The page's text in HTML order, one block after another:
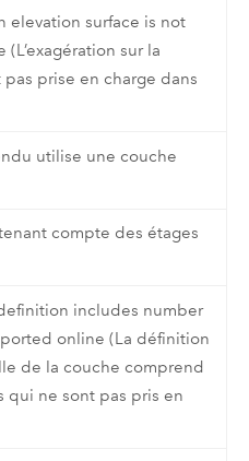
elevation surface is not
sur la
pas prise en charge dans
utilise une couche
compte des étages
includes number
online (La définition
de la couche comprend
qui ne sont pas pris en